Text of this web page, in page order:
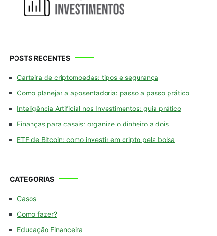
POSTS RECENTES
Carteira de criptomoedas: tipos e segurança
Como planejar a aposentadoria: passo a passo prático
Inteligência Artificial nos Investimentos: guia prático
Finanças para casais: organize o dinheiro a dois
ETF de Bitcoin: como investir em cripto pela bolsa
CATEGORIAS
Casos
Como fazer?
Educação Financeira